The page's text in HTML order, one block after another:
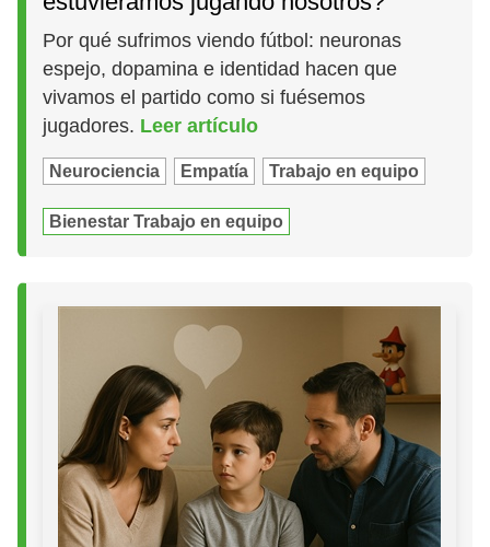
Por qué sufrimos viendo fútbol: neuronas
espejo, dopamina e identidad hacen que
vivamos el partido como si fuésemos
jugadores. Leer artículo
Neurociencia Empatía Trabajo en equipo
Bienestar Trabajo en equipo